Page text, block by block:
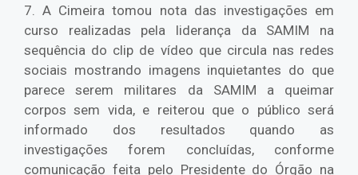
7. A Cimeira tomou nota das investigações em
curso realizadas pela liderança da SAMIM na
sequência do clip de vídeo que circula nas redes
sociais mostrando imagens inquietantes do que
parece serem militares da SAMIM a queimar
corpos sem vida, e reiterou que o público será
informado dos resultados quando as
investigações forem concluídas, conforme
comunicação feita pelo Presidente do Órgão na